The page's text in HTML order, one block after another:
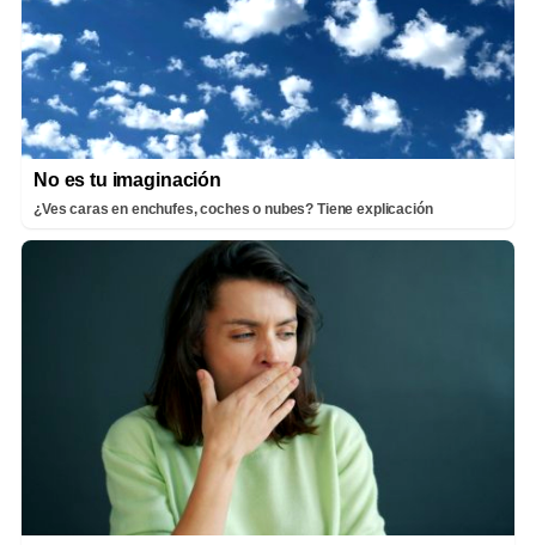
No es tu imaginación
¿Ves caras en enchufes, coches o nubes? Tiene explicación